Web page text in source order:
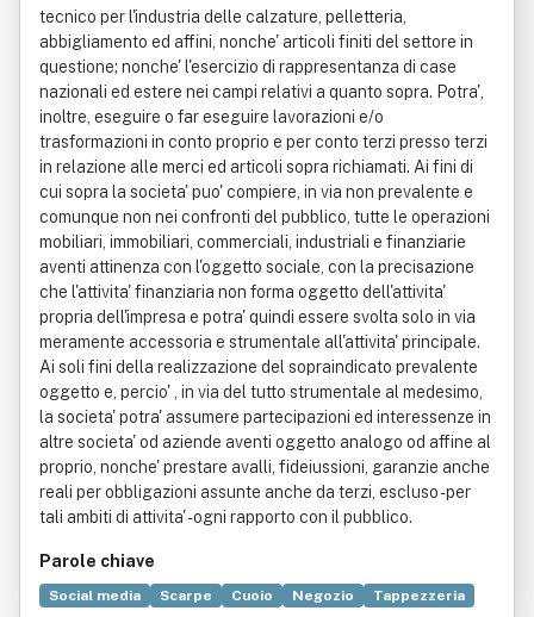
tecnico per l'industria delle calzature, pelletteria,
abbigliamento ed affini, nonche' articoli finiti del settore in
questione; nonche' l'esercizio di rappresentanza di case
nazionali ed estere nei campi relativi a quanto sopra. Potra',
inoltre, eseguire o far eseguire lavorazioni e/o
trasformazioni in conto proprio e per conto terzi presso terzi
in relazione alle merci ed articoli sopra richiamati. Ai fini di
cui sopra la societa' puo' compiere, in via non prevalente e
comunque non nei confronti del pubblico, tutte le operazioni
mobiliari, immobiliari, commerciali, industriali e finanziarie
aventi attinenza con l'oggetto sociale, con la precisazione
che l'attivita' finanziaria non forma oggetto dell'attivita'
propria dell'impresa e potra' quindi essere svolta solo in via
meramente accessoria e strumentale all'attivita' principale.
Ai soli fini della realizzazione del sopraindicato prevalente
oggetto e, percio' , in via del tutto strumentale al medesimo,
la societa' potra' assumere partecipazioni ed interessenze in
altre societa' od aziende aventi oggetto analogo od affine al
proprio, nonche' prestare avalli, fideiussioni, garanzie anche
reali per obbligazioni assunte anche da terzi, escluso - per
tali ambiti di attivita' - ogni rapporto con il pubblico.
Parole chiave
Social media Scarpe Cuoio Negozio
Tappezzeria